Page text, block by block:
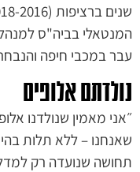
בביה"ס למנהלים
במכבי חיפה
אלופים
מאמין שנולדנו
– ללא תלות
שנועדה רק